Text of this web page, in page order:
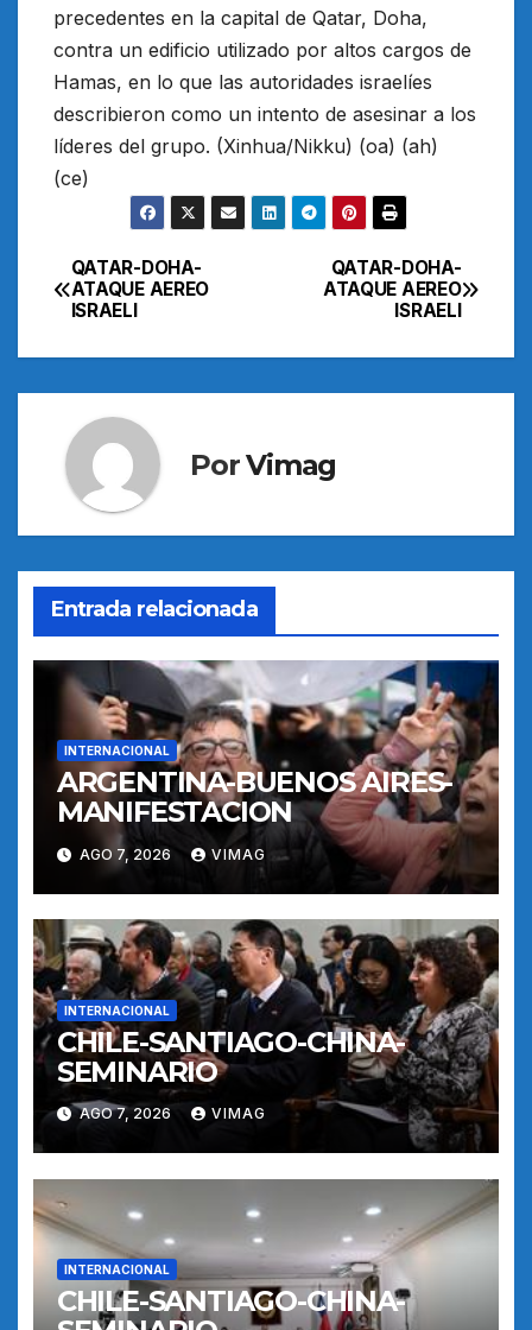
precedentes en la capital de Qatar, Doha,
contra un edificio utilizado por altos cargos de
Hamas, en lo que las autoridades israelíes
describieron como un intento de asesinar a los
líderes del grupo. (Xinhua/Nikku) (oa) (ah)
(ce)
Navegación
de
QATAR-DOHA-
ATAQUE AEREO
ISRAELI
QATAR-DOHA-
ATAQUE AEREO
ISRAELI
PorVimag
Entrada relacionada
INTERNACIONAL
ARGENTINA-BUENOS AIRES-
MANIFESTACION
AGO 7, 2026 VIMAG
INTERNACIONAL
CHILE-SANTIAGO-CHINA-
SEMINARIO
AGO 7, 2026 VIMAG
INTERNACIONAL
CHILE-SANTIAGO-CHINA-